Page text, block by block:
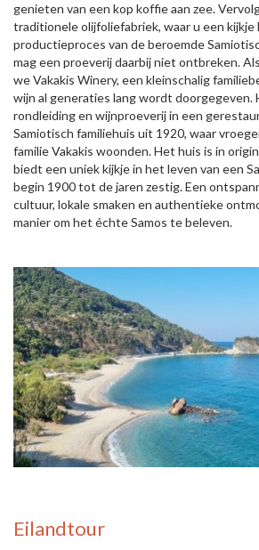
genieten van een kop koffie aan zee.
traditionele olijfoliefabriek, waar u een kijkje
productieproces van de beroemde
mag een proeverij daarbij niet ontbreken.
we Vakakis Winery, een kleinschalig
wijn al generaties lang wordt doorgegeven.
rondleiding en wijnproeverij in een
Samiotisch familiehuis uit 1920, waar
familie Vakakis woonden. Het huis is in
biedt een uniek kijkje in het leven van een
begin 1900 tot de jaren zestig. Een
cultuur, lokale smaken en authentieke
manier om het échte Samos te beleven.
Eilandtour